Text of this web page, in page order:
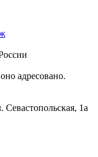
адресовано.
Севастопольская, 1а